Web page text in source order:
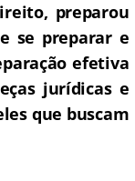
preparou
se preparar e
efetiva
jurídicas e
que buscam